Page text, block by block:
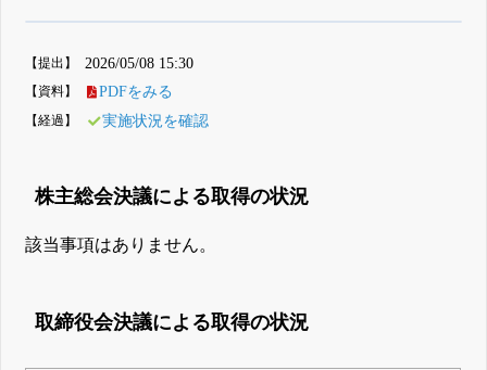
詳しく見られる無料でβ版をはじめる
登録すると永久30%OFFと米株版の先行利用も付きます
【提出】 2026/05/08 15:30
【資料】 PDFをみる
【経過】 実施状況を確認
株主総会決議による取得の状況
該当事項はありません。
取締役会決議による取得の状況